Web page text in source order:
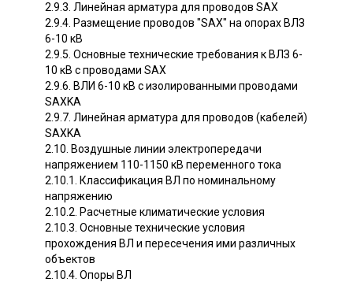
2.9.3. Линейная арматура для проводов SAX
2.9.4. Размещение проводов "SAX" на опорах ВЛЗ
6-10 кВ
2.9.5. Основные технические требования к ВЛЗ 6-
10 кВ с проводами SAX
2.9.6. ВЛИ 6-10 кВ с изолированными проводами
SAXKA
2.9.7. Линейная арматура для проводов (кабелей)
SAXKA
2.10. Воздушные линии электропередачи
напряжением 110-1150 кВ переменного тока
2.10.1. Классификация ВЛ по номинальному
напряжению
2.10.2. Расчетные климатические условия
2.10.3. Основные технические условия
прохождения ВЛ и пересечения ими различных
объектов
2.10.4. Опоры ВЛ